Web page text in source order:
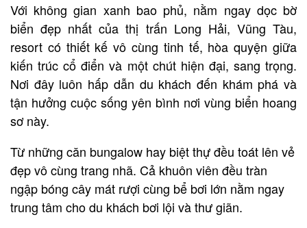
Với không gian xanh bao phủ, nằm ngay dọc bờ
biển đẹp nhất của thị trấn Long Hải, Vũng Tàu,
resort có thiết kế vô cùng tinh tế, hòa quyện giữa
kiến trúc cổ điển và một chút hiện đại, sang trọng.
Nơi đây luôn hấp dẫn du khách đến khám phá và
tận hưởng cuộc sống yên bình nơi vùng biển hoang
sơ này.
Từ những căn bungalow hay biệt thự đều toát lên vẻ
đẹp vô cùng trang nhã. Cả khuôn viên đều tràn
ngập bóng cây mát rượi cùng bể bơi lớn nằm ngay
trung tâm cho du khách bơi lội và thư giãn.